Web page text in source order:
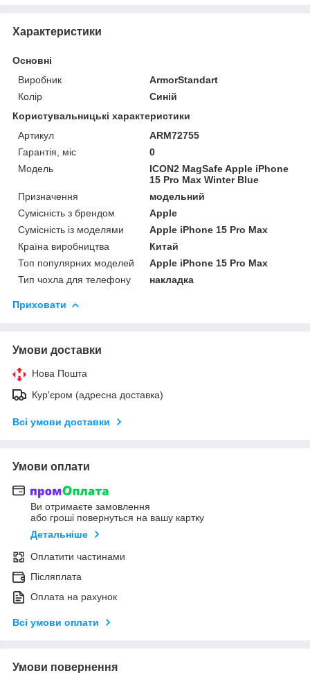
Характеристики
Основні
Виробник
ArmorStandart
Колір
Синій
Користувальницькі характеристики
Артикул
ARM72755
Гарантія, міс
0
Мoдель
ICON2 MagSafe Apple iPhone
15 Pro Max Winter Blue
Призначення
модельний
Сумісність з брендом
Apple
Сумісність із моделями
Apple iPhone 15 Pro Max
Країна виробництва
Китай
Топ популярних моделей
Apple iPhone 15 Pro Max
Тип чохла для телефону
накладка
Приховати
Умови доставки
Нова Пошта
Кур'єром (адресна доставка)
Всі умови доставки
Умови оплати
Ви отримаєте замовлення
або гроші повернуться на вашу картку
Детальніше
Оплатити частинами
Післяплата
Оплата на рахунок
Всі умови оплати
Умови повернення